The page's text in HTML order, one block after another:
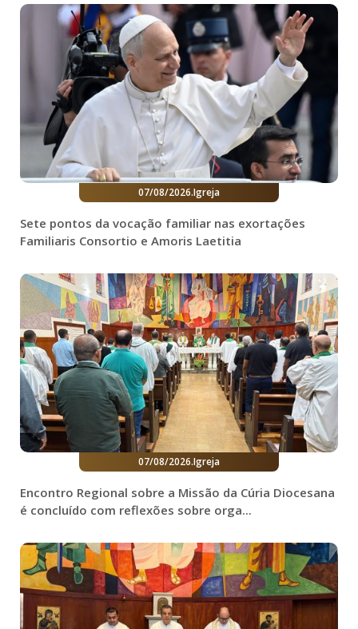
07/08/2026.Igreja
Sete pontos da vocação familiar nas exortações
Familiaris Consortio e Amoris Laetitia
07/08/2026.Igreja
Encontro Regional sobre a Missão da Cúria Diocesana
é concluído com reflexões sobre orga...